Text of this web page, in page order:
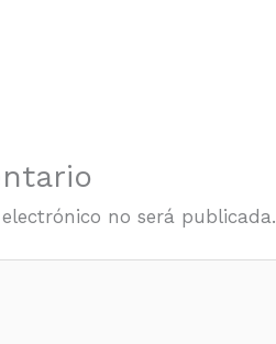
no será publicada.